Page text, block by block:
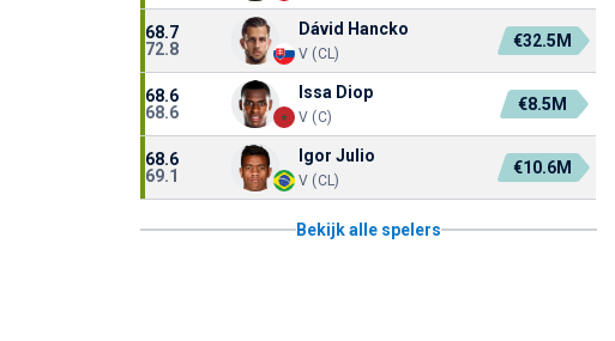
68.7
72.8
Dávid Hancko
V (CL)
€32.5M
68.6
68.6
Issa Diop
V (C)
€8.5M
68.6
69.1
Igor Julio
V (CL)
€10.6M
Bekijk alle spelers